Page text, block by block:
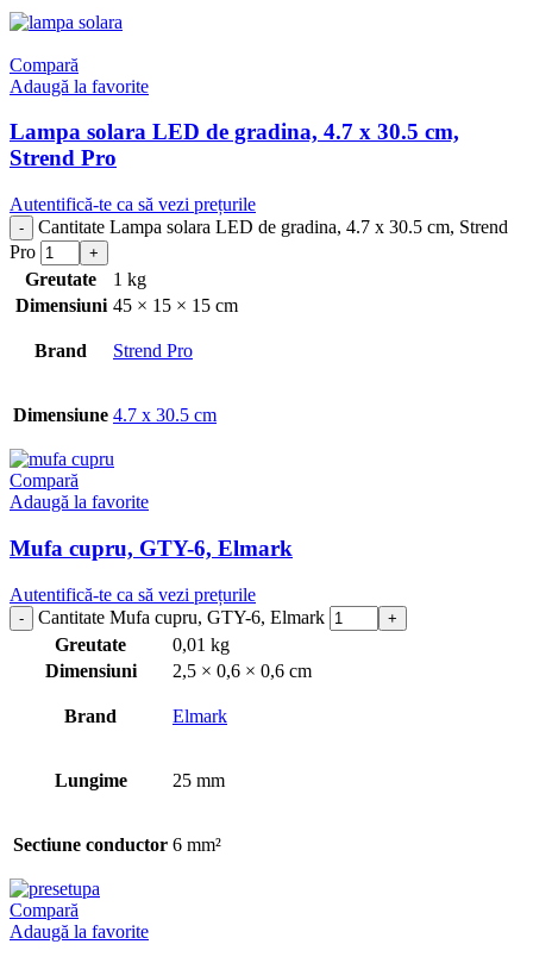
Compară
Adaugă la favorite
Lampa solara LED de gradina, 4.7 x 30.5 cm,
Strend Pro
Autentifică-te ca să vezi prețurile
Cantitate Lampa solara LED de gradina, 4.7 x 30.5 cm, Strend
Pro
Greutate
1 kg
Dimensiuni 45 × 15 × 15 cm
Brand Strend Pro
Dimensiune 4.7 x 30.5 cm
Compară
Adaugă la favorite
Mufa cupru, GTY-6, Elmark
Autentifică-te ca să vezi prețurile
Cantitate Mufa cupru, GTY-6, Elmark
Greutate
0,01 kg
Dimensiuni
2,5 × 0,6 × 0,6 cm
Brand Elmark
Lungime 25 mm
Sectiune conductor 6 mm²
Compară
Adaugă la favorite